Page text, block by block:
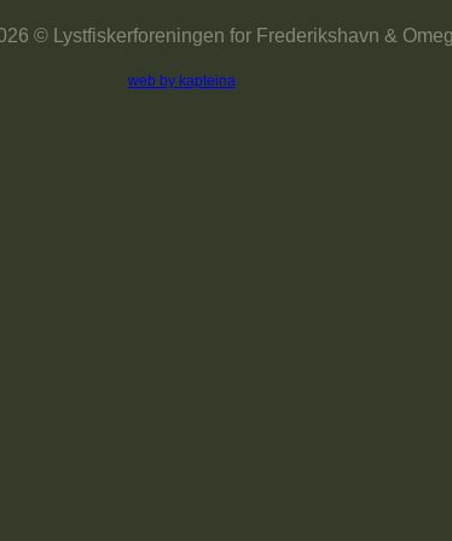
© Lystfiskerforeningen for Frederikshavn &
web by kapteina